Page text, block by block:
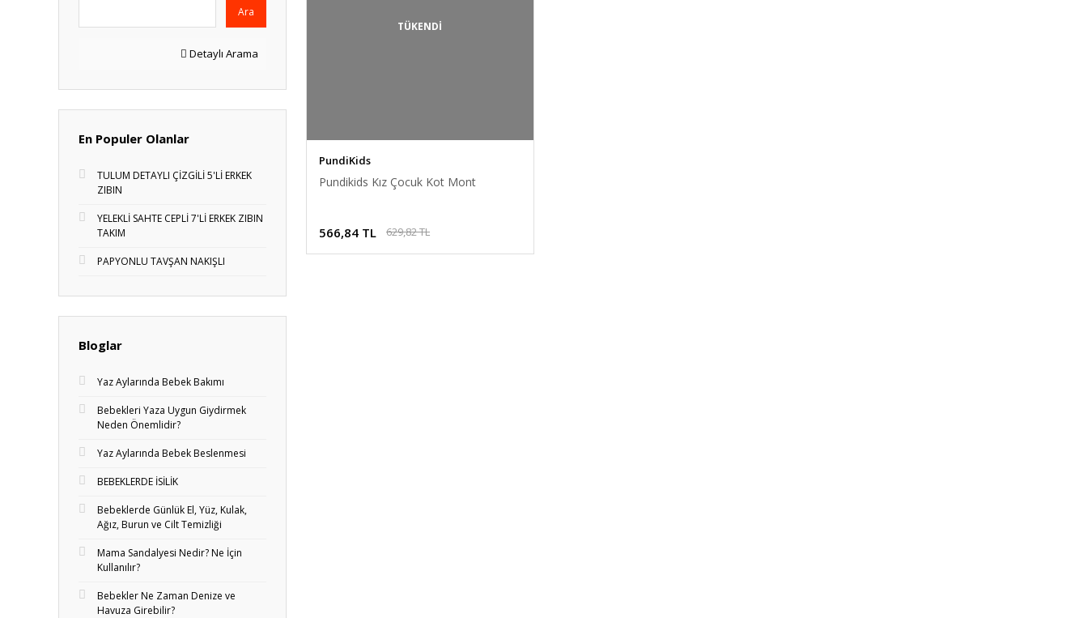
Ara
Detaylı Arama
En Populer Olanlar
TULUM DETAYLI ÇİZGİLİ 5'Lİ ERKEK
ZIBIN
YELEKLİ SAHTE CEPLİ 7'Lİ ERKEK ZIBIN
TAKIM
PAPYONLU TAVŞAN NAKIŞLI
Bloglar
Yaz Aylarında Bebek Bakımı
Bebekleri Yaza Uygun Giydirmek
Neden Önemlidir?
Yaz Aylarında Bebek Beslenmesi
BEBEKLERDE İSİLİK
Bebeklerde Günlük El, Yüz, Kulak,
Ağız, Burun ve Cilt Temizliği
Mama Sandalyesi Nedir? Ne İçin
Kullanılır?
Bebekler Ne Zaman Denize ve
Havuza Girebilir?
TÜKENDİ
PundiKids
Pundikids Kız Çocuk Kot Mont
566,84 TL 629,82 TL